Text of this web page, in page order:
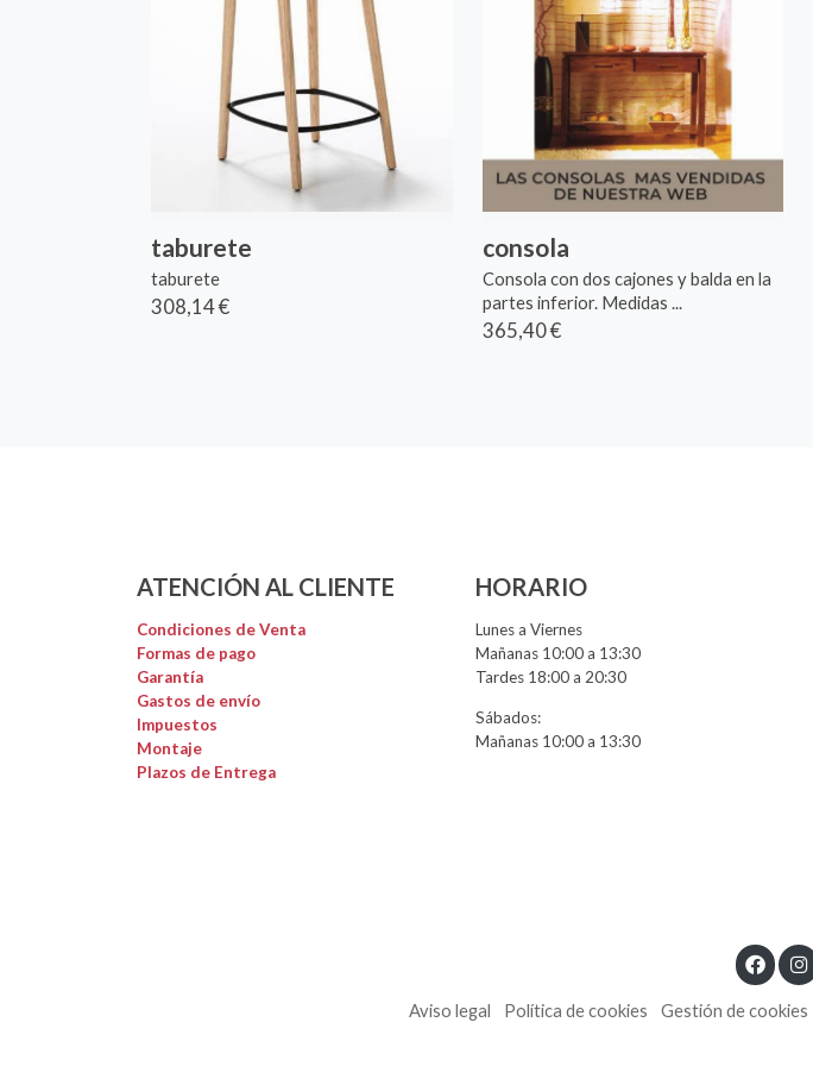
taburete
taburete
308,14 €
consola
Consola con dos cajones y balda en la
partes inferior. Medidas ...
365,40 €
ATENCIÓN AL CLIENTE
Condiciones de Venta
Formas de pago
Garantía
Gastos de envío
Impuestos
Montaje
Plazos de Entrega
HORARIO
Lunes a Viernes
Mañanas 10:00 a 13:30
Tardes 18:00 a 20:30
Sábados:
Mañanas 10:00 a 13:30
Aviso legal Política de cookies Gestión de cookies